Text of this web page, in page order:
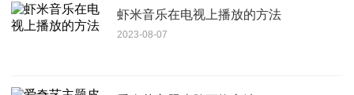
虾米音乐在电视上播放的方法
2023-08-07